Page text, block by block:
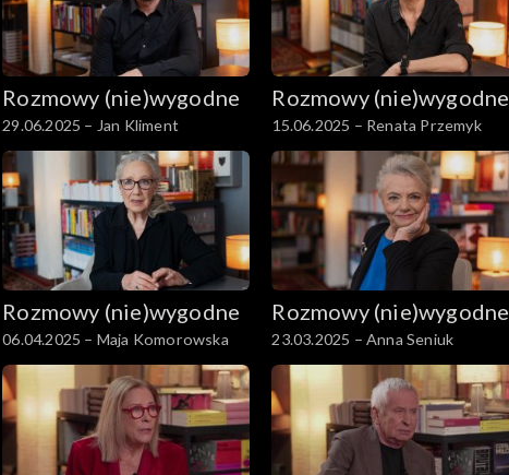
Rozmowy (nie)wygodne
29.06.2025 – Jan Kliment
Rozmowy (nie)wygodne
15.06.2025 – Renata Przemyk
Rozmowy (nie)wygodne
06.04.2025 – Maja Komorowska
Rozmowy (nie)wygodne
23.03.2025 – Anna Seniuk